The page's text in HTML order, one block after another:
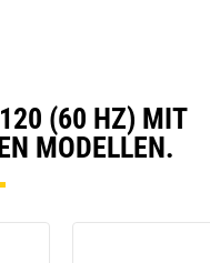
(60 HZ) MIT
MODELLEN.